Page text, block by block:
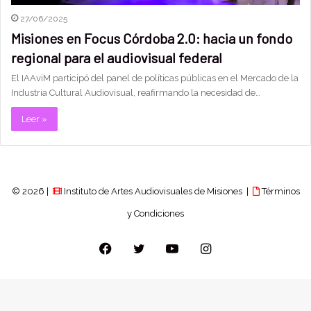
27/06/2025
Misiones en Focus Córdoba 2.0: hacia un fondo
regional para el audiovisual federal
El IAAviM participó del panel de políticas públicas en el Mercado de la
Industria Cultural Audiovisual, reafirmando la necesidad de…
Leer »
© 2026 | Instituto de Artes Audiovisuales de Misiones | Términos
y Condiciones
Facebook
Twitter YouTubeInstagram